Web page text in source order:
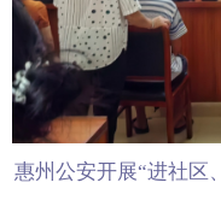
惠州公安开展“进社区